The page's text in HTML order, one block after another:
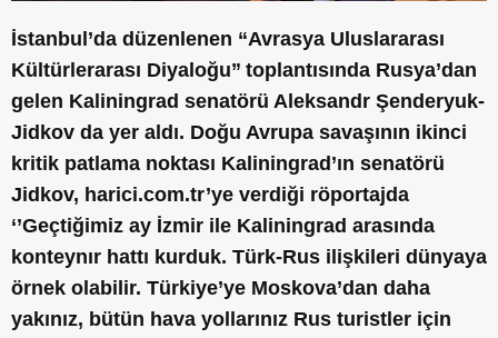
İstanbul’da düzenlenen “Avrasya Uluslararası
Kültürlerarası Diyaloğu” toplantısında Rusya’dan
gelen Kaliningrad senatörü Aleksandr Şenderyuk-
Jidkov da yer aldı. Doğu Avrupa savaşının ikinci
kritik patlama noktası Kaliningrad’ın senatörü
Jidkov, harici.com.tr’ye verdiği röportajda
‘’Geçtiğimiz ay İzmir ile Kaliningrad arasında
konteynır hattı kurduk. Türk-Rus ilişkileri dünyaya
örnek olabilir. Türkiye’ye Moskova’dan daha
yakınız, bütün hava yollarınız Rus turistler için